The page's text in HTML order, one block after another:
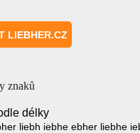
znaků
délky
liebh iebhe ebher liebhe